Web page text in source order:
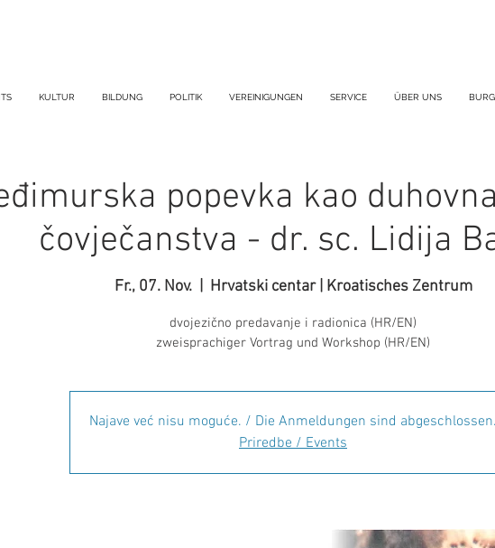
KULTUR BILDUNG POLITIK VEREINIGUNGEN SERVICE ÜBER UNS
popevka kao
čovječanstva - dr. sc. Lidija
Fr., 07. Nov.
  |
Hrvatski centar | Kroatisches Zentrum
dvojezično predavanje i radionica (HR/EN)
zweisprachiger Vortrag und Workshop (HR/EN)
Najave već nisu moguće. / Die Anmeldungen sind
Priredbe / Events